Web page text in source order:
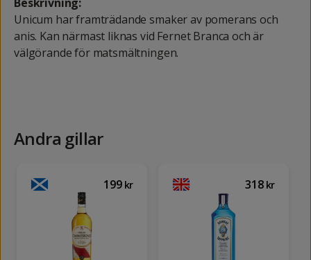
Unicum har framträdande smaker av pomerans och
anis. Kan närmast liknas vid Fernet Branca och är
välgörande för matsmältningen.
Andra gillar
199 kr 318 kr